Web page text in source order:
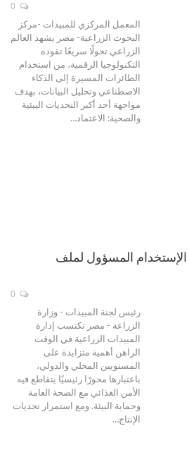
المعمل المركزي للمبيدات -مركز
البحوث الزراعية- مصر يشهد العالم
الزراعي تحولًا سريعًا تقوده
التكنولوجيا الرقمية، من استخدام
الطائرات المسيرة إلى الذكاء
الاصطناعي وتحليل البيانات، بهدف
مواجهة أحد أكبر التحديات البيئية
والصحية: الاعتماد…
المسؤول لملف
رئيس لجنة المبيدات - وزارة
الزراعة - مصر تكتسب إدارة
المبيدات الزراعية في الوقت
الراهن أهمية متزايدة على
المستويين المحلي والدولي،
باعتبارها محورًا رئيسيًا يتقاطع فيه
الأمن الغذائي مع الصحة العامة
وحماية البيئة. ومع استمرار تحديات
الإنتاج…